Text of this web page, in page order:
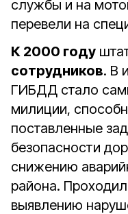
службы и на
перевели на
К 2000 году
сотрудников. В
ГИБДД стало
милиции,
поставленные
безопасности
снижению
района.
выявлению